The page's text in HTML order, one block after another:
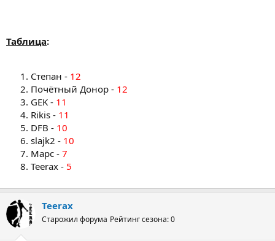
Таблица:
Степан - 12
Почётный Донор - 12
GEK - 11
Rikis - 11
DFB - 10
slajk2 - 10
Марс - 7
Teerax - 5
Teerax
Старожил форума Рейтинг сезона: 0